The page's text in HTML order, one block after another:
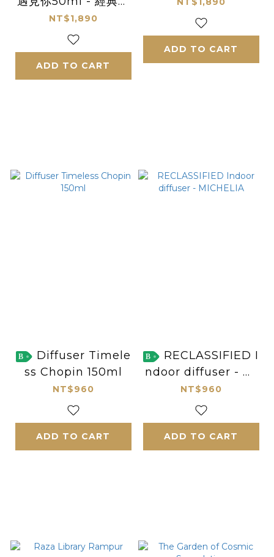
列沙龍香水
NT$1,890
ADD TO CART
ADD TO CART
B
ss Chopin 150ml
NT$960
ADD TO CART
B
ndoor diffuser - MI
CHELIA
NT$960
ADD TO CART